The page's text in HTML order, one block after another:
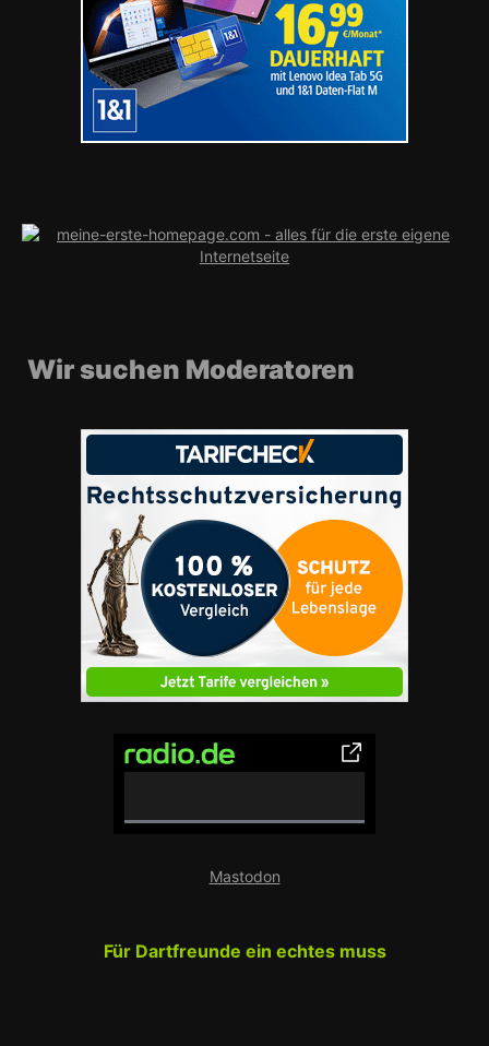
Wir suchen Moderatoren
Mastodon
Für Dartfreunde ein echtes muss